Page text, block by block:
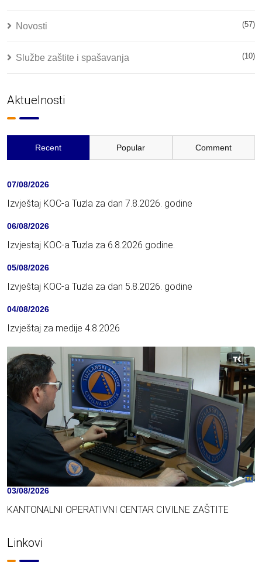
Novosti (57)
Službe zaštite i spašavanja (10)
Aktuelnosti
Recent Popular Comment
07/08/2026
Izvještaj KOC-a Tuzla za dan 7.8.2026. godine
06/08/2026
Izvjestaj KOC-a Tuzla za 6.8.2026 godine.
05/08/2026
Izvještaj KOC-a Tuzla za dan 5.8.2026. godine
04/08/2026
Izvještaj za medije 4.8.2026
03/08/2026
KANTONALNI OPERATIVNI CENTAR CIVILNE ZAŠTITE
Linkovi